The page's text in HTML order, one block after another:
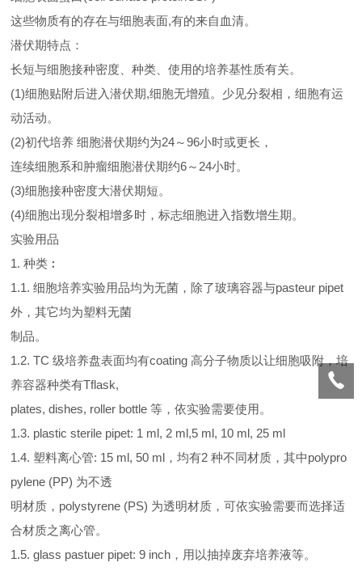
这些物质有的存在与细胞表面,有的来自血清。
潜伏期特点：
长短与细胞接种密度、种类、使用的培养基性质有关。
(1)细胞贴附后进入潜伏期,细胞无增殖。少见分裂相，细胞有运
动活动。
(2)初代培养 细胞潜伏期约为24～96小时或更长，
连续细胞系和肿瘤细胞潜伏期约6～24小时。
(3)细胞接种密度大潜伏期短。
(4)细胞出现分裂相增多时，标志细胞进入指数增生期。
实验用品
1. 种类︰
1.1. 细胞培养实验用品均为无菌，除了玻璃容器与pasteur pipet
外，其它均为塑料无菌
制品。
1.2. TC 级培养盘表面均有coating 高分子物质以让细胞吸附，培
养容器种类有Tflask,
plates, dishes, roller bottle 等，依实验需要使用。
1.3. plastic sterile pipet: 1 ml, 2 ml,5 ml, 10 ml, 25 ml
1.4. 塑料离心管: 15 ml, 50 ml，均有2 种不同材质，其中polypro
pylene (PP) 为不透
明材质，polystyrene (PS) 为透明材质，可依实验需要而选择适
合材质之离心管。
1.5. glass pastuer pipet: 9 inch，用以抽掉废弃培养液等。